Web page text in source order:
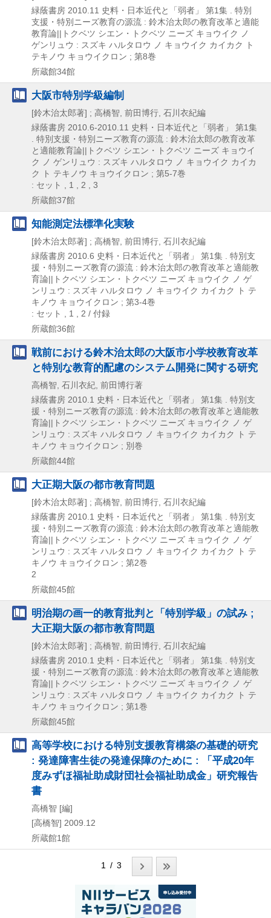
緑蔭書房 2010.11 史料・日本近代と「弱者」 第1集 . 特別
支援・特別ニーズ教育の源流 : 鈴木治太郎の教育改革と適能
教育論||トクベツ シエン・トクベツ ニーズ キョウイク ノ
ゲンリュウ : スズキ ハルタロウ ノ キョウイク カイカク ト
テキノウ キョウイクロン ; 第8巻
所蔵館34館
大阪市特別学級編制
[鈴木治太郎著] ; 高橋智, 前田博行, 石川衣紀編
緑蔭書房 2010.6-2010.11 史料・日本近代と「弱者」 第1集
. 特別支援・特別ニーズ教育の源流 : 鈴木治太郎の教育改革
と適能教育論||トクベツ シエン・トクベツ ニーズ キョウイ
ク ノ ゲンリュウ : スズキ ハルタロウ ノ キョウイク カイカ
ク ト テキノウ キョウイクロン ; 第5-7巻
: セット , 1 , 2 , 3
所蔵館37館
知能測定法標準化実験
[鈴木治太郎著] ; 高橋智, 前田博行, 石川衣紀編
緑蔭書房 2010.6 史料・日本近代と「弱者」 第1集 . 特別支
援・特別ニーズ教育の源流 : 鈴木治太郎の教育改革と適能教
育論||トクベツ シエン・トクベツ ニーズ キョウイク ノ ゲ
ンリュウ : スズキ ハルタロウ ノ キョウイク カイカク ト テ
キノウ キョウイクロン ; 第3-4巻
: セット , 1 , 2 / 付録
所蔵館36館
戦前における鈴木治太郎の大阪市小学校教育改革
と特別な教育的配慮のシステム開発に関する研究
高橋智, 石川衣紀, 前田博行著
緑蔭書房 2010.1 史料・日本近代と「弱者」 第1集 . 特別支
援・特別ニーズ教育の源流 : 鈴木治太郎の教育改革と適能教
育論||トクベツ シエン・トクベツ ニーズ キョウイク ノ ゲ
ンリュウ : スズキ ハルタロウ ノ キョウイク カイカク ト テ
キノウ キョウイクロン ; 別巻
所蔵館44館
大正期大阪の都市教育問題
[鈴木治太郎著] ; 高橋智, 前田博行, 石川衣紀編
緑蔭書房 2010.1 史料・日本近代と「弱者」 第1集 . 特別支
援・特別ニーズ教育の源流 : 鈴木治太郎の教育改革と適能教
育論||トクベツ シエン・トクベツ ニーズ キョウイク ノ ゲ
ンリュウ : スズキ ハルタロウ ノ キョウイク カイカク ト テ
キノウ キョウイクロン ; 第2巻
2
所蔵館45館
明治期の画一的教育批判と「特別学級」の試み ;
大正期大阪の都市教育問題
[鈴木治太郎著] ; 高橋智, 前田博行, 石川衣紀編
緑蔭書房 2010.1 史料・日本近代と「弱者」 第1集 . 特別支
援・特別ニーズ教育の源流 : 鈴木治太郎の教育改革と適能教
育論||トクベツ シエン・トクベツ ニーズ キョウイク ノ ゲ
ンリュウ : スズキ ハルタロウ ノ キョウイク カイカク ト テ
キノウ キョウイクロン ; 第1巻
所蔵館45館
高等学校における特別支援教育構築の基礎的研究
: 発達障害生徒の発達保障のために : 「平成20年
度みずほ福祉助成財団社会福祉助成金」研究報告
書
高橋智 [編]
[高橋智] 2009.12
所蔵館1館
1 / 3